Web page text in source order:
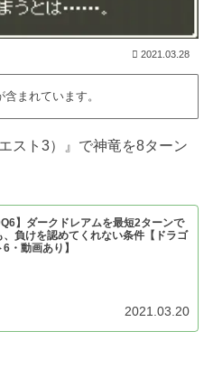
2021.03.28
まれています。
スト3）』で神竜を8ターン
】ダークドレアムを最短2ターンで
、負けを認めてくれない条件【ドラゴ
・動画あり】
2021.03.20